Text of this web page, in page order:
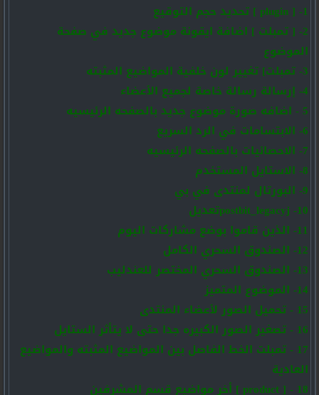
1- [ plugin ] تحديد حجم التوقيع
2- [ تمبلت ] اضافة ايقونة موضوع جديد في صفحة
الموضوع
3- تمبلت] تغيير لون خلفية المواضيع المثبته
4- إرسالة رسالة خاصة لجميع الأعضاء
5 - اضافه صورة موضوع جديد بالصفحه الرئيسيه
6- الابتسامات في الرد السريع
7- الاحصائيات بالصفحه الرئيسيه
8- الاستايل المستخدم
9- البورتال لمنتدى في بي
10- postbit_legacyjتعديل
11- الذين قاموا بوضع مشاركات اليوم
12- الصندوق السحري الكامل
13- الصندوق السحري المختصر للعندليب
14- الموضوع المتميز
15 - تحميل الصور لأعضاء المنتدى
16 - تصغير الصور الكبيره جدا حتى لا يتأثر الستايل
17 - تمبلت الخط الفاصل بين المواضيع المثبته والمواضيع
العادية
18 - [ product ] أخر مواضيع قسم المشرفين